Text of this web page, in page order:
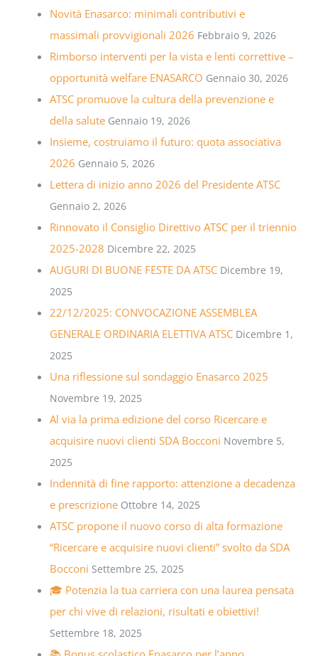
Novità Enasarco: minimali contributivi e
massimali provvigionali 2026 Febbraio 9, 2026
Rimborso interventi per la vista e lenti correttive –
opportunità welfare ENASARCO Gennaio 30, 2026
ATSC promuove la cultura della prevenzione e
della salute Gennaio 19, 2026
Insieme, costruiamo il futuro: quota associativa
2026 Gennaio 5, 2026
Lettera di inizio anno 2026 del Presidente ATSC
Gennaio 2, 2026
Rinnovato il Consiglio Direttivo ATSC per il triennio
2025-2028 Dicembre 22, 2025
AUGURI DI BUONE FESTE DA ATSC Dicembre 19,
2025
22/12/2025: CONVOCAZIONE ASSEMBLEA
GENERALE ORDINARIA ELETTIVA ATSC Dicembre 1,
2025
Una riflessione sul sondaggio Enasarco 2025
Novembre 19, 2025
Al via la prima edizione del corso Ricercare e
acquisire nuovi clienti SDA Bocconi Novembre 5,
2025
Indennità di fine rapporto: attenzione a decadenza
e prescrizione Ottobre 14, 2025
ATSC propone il nuovo corso di alta formazione
“Ricercare e acquisire nuovi clienti” svolto da SDA
Bocconi Settembre 25, 2025
🎓 Potenzia la tua carriera con una laurea pensata
per chi vive di relazioni, risultati e obiettivi!
Settembre 18, 2025